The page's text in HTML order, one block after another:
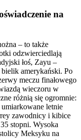
na
– to także
odzwierciedlają
łoś, Zayu –
amerykański. Po
meczu finałowego
wieczoru w
różnią się ogromnie:
letnie
zawodnicy i kibice
stopni. Wysoka
Meksyku na